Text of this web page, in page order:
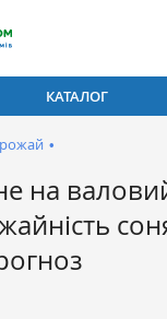
КАТАЛОГ
•
на